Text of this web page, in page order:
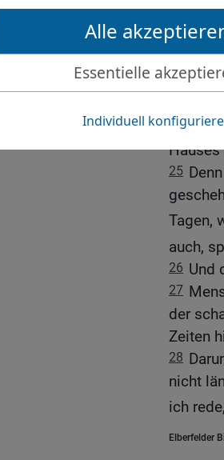
diesem
mehr
ihnen:
jeden
Hauses
25
Tagen,
auch,
26 Und
27
der
Zeiten
28
nicht
ich
Elberfelder